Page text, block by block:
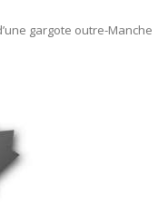
gargote outre-Manche